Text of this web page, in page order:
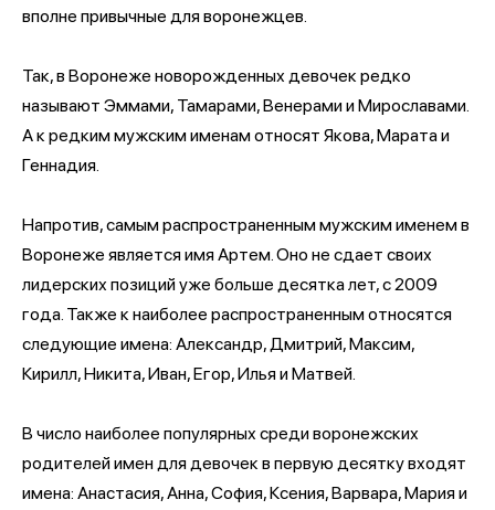
вполне привычные для воронежцев.
Так, в Воронеже новорожденных девочек редко
называют Эммами, Тамарами, Венерами и Мирославами.
А к редким мужским именам относят Якова, Марата и
Геннадия.
Напротив, самым распространенным мужским именем в
Воронеже является имя Артем. Оно не сдает своих
лидерских позиций уже больше десятка лет, с 2009
года. Также к наиболее распространенным относятся
следующие имена: Александр, Дмитрий, Максим,
Кирилл, Никита, Иван, Егор, Илья и Матвей.
В число наиболее популярных среди воронежских
родителей имен для девочек в первую десятку входят
имена: Анастасия, Анна, София, Ксения, Варвара, Мария и